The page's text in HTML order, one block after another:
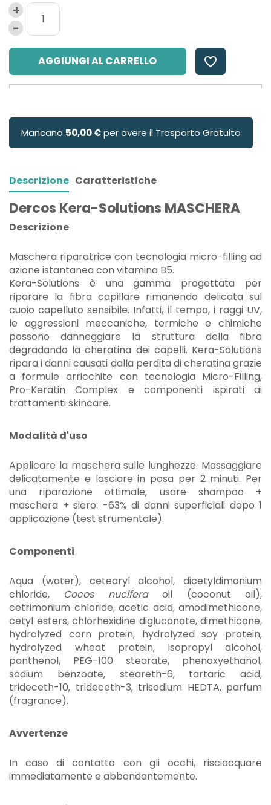
AGGIUNGI AL CARRELLO favorite_border
Mancano 50,00 €per avere il Trasporto Gratuito
Descrizione Caratteristiche
Dercos Kera-Solutions MASCHERA
Descrizione
Maschera riparatrice con tecnologia micro-filling ad
azione istantanea con vitamina B5.
Kera-Solutions è una gamma progettata per
riparare la fibra capillare rimanendo delicata sul
cuoio capelluto sensibile. Infatti, il tempo, i raggi UV,
le aggressioni meccaniche, termiche e chimiche
possono danneggiare la struttura della fibra
degradando la cheratina dei capelli. Kera-Solutions
ripara i danni causati dalla perdita di cheratina grazie
a formule arricchite con tecnologia Micro-Filling,
Pro-Keratin Complex e componenti ispirati ai
trattamenti skincare.
Modalità d'uso
Applicare la maschera sulle lunghezze. Massaggiare
delicatamente e lasciare in posa per 2 minuti. Per
una riparazione ottimale, usare shampoo +
maschera + siero: -63% di danni superficiali dopo 1
applicazione (test strumentale).
Componenti
Aqua (water), cetearyl alcohol, dicetyldimonium
chloride, Cocos nuciferaoil (coconut oil),
cetrimonium chloride, acetic acid, amodimethicone,
cetyl esters, chlorhexidine digluconate, dimethicone,
hydrolyzed corn protein, hydrolyzed soy protein,
hydrolyzed wheat protein, isopropyl alcohol,
panthenol, PEG-100 stearate, phenoxyethanol,
sodium benzoate, steareth-6, tartaric acid,
trideceth-10, trideceth-3, trisodium HEDTA, parfum
(fragrance).
Avvertenze
In caso di contatto con gli occhi, risciacquare
immediatamente e abbondantemente.